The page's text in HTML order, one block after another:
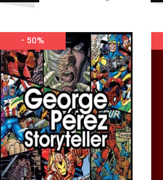
- 50%